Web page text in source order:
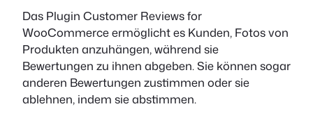
Das Plugin Customer Reviews for
WooCommerce ermöglicht es Kunden, Fotos von
Produkten anzuhängen, während sie
Bewertungen zu ihnen abgeben. Sie können sogar
anderen Bewertungen zustimmen oder sie
ablehnen, indem sie abstimmen.